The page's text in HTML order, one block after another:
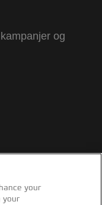
og
your
your